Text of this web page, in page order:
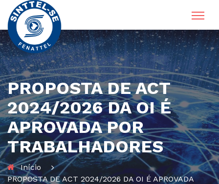
PROPOSTA DE ACT
2024/2026 DA OI É
APROVADA POR
TRABALHADORES
Início
PROPOSTA DE ACT 2024/2026 DA OI É APROVADA